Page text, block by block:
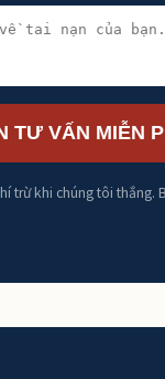
TƯ VẤN MIỄN
trừ khi chúng tôi thắng.